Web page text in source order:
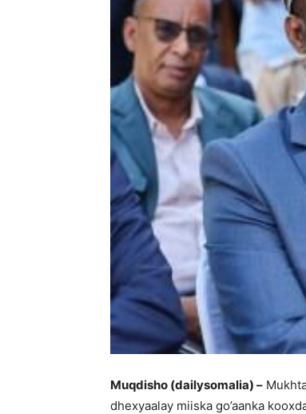
Muqdisho (dailysomalia) –
dhexyaalay miiska go’aanka